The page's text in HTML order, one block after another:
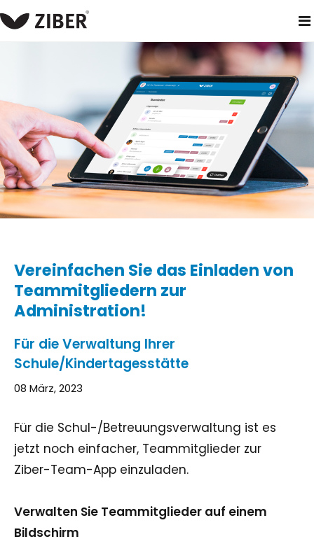
neuigkeiten vereinfachen sie das einladen von
Vereinfachen Sie das Einladen von
Teammitgliedern zur
Administration!
Für die Verwaltung Ihrer
Schule/Kindertagesstätte
08 März, 2023
Für die Schul-/Betreuungsverwaltung ist es
jetzt noch einfacher, Teammitglieder zur
Ziber-Team-App einzuladen.
Verwalten Sie Teammitglieder auf einem
Bildschirm